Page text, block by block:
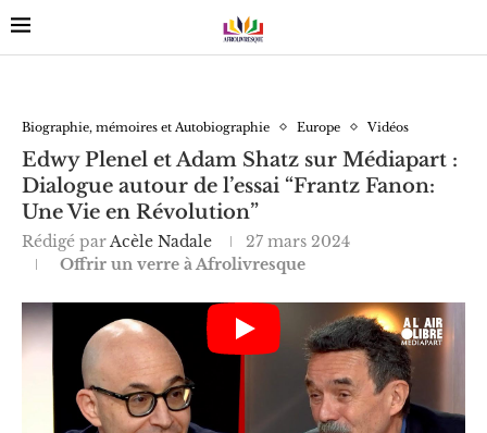
Biographie, mémoires et Autobiographie Europe Vidéos
Edwy Plenel et Adam Shatz sur Médiapart :
Dialogue autour de l’essai “Frantz Fanon:
Une Vie en Révolution”
Rédigé parAcèle Nadale
27 mars 2024
Offrir un verre à Afrolivresque